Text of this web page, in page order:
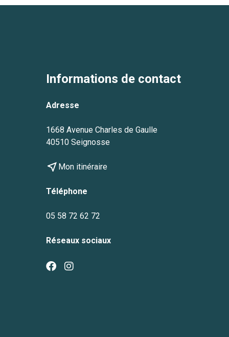
Informations de contact
Adresse
1668 Avenue Charles de Gaulle
40510 Seignosse
near_me Mon itinéraire
Téléphone
05 58 72 62 72
Réseaux sociaux